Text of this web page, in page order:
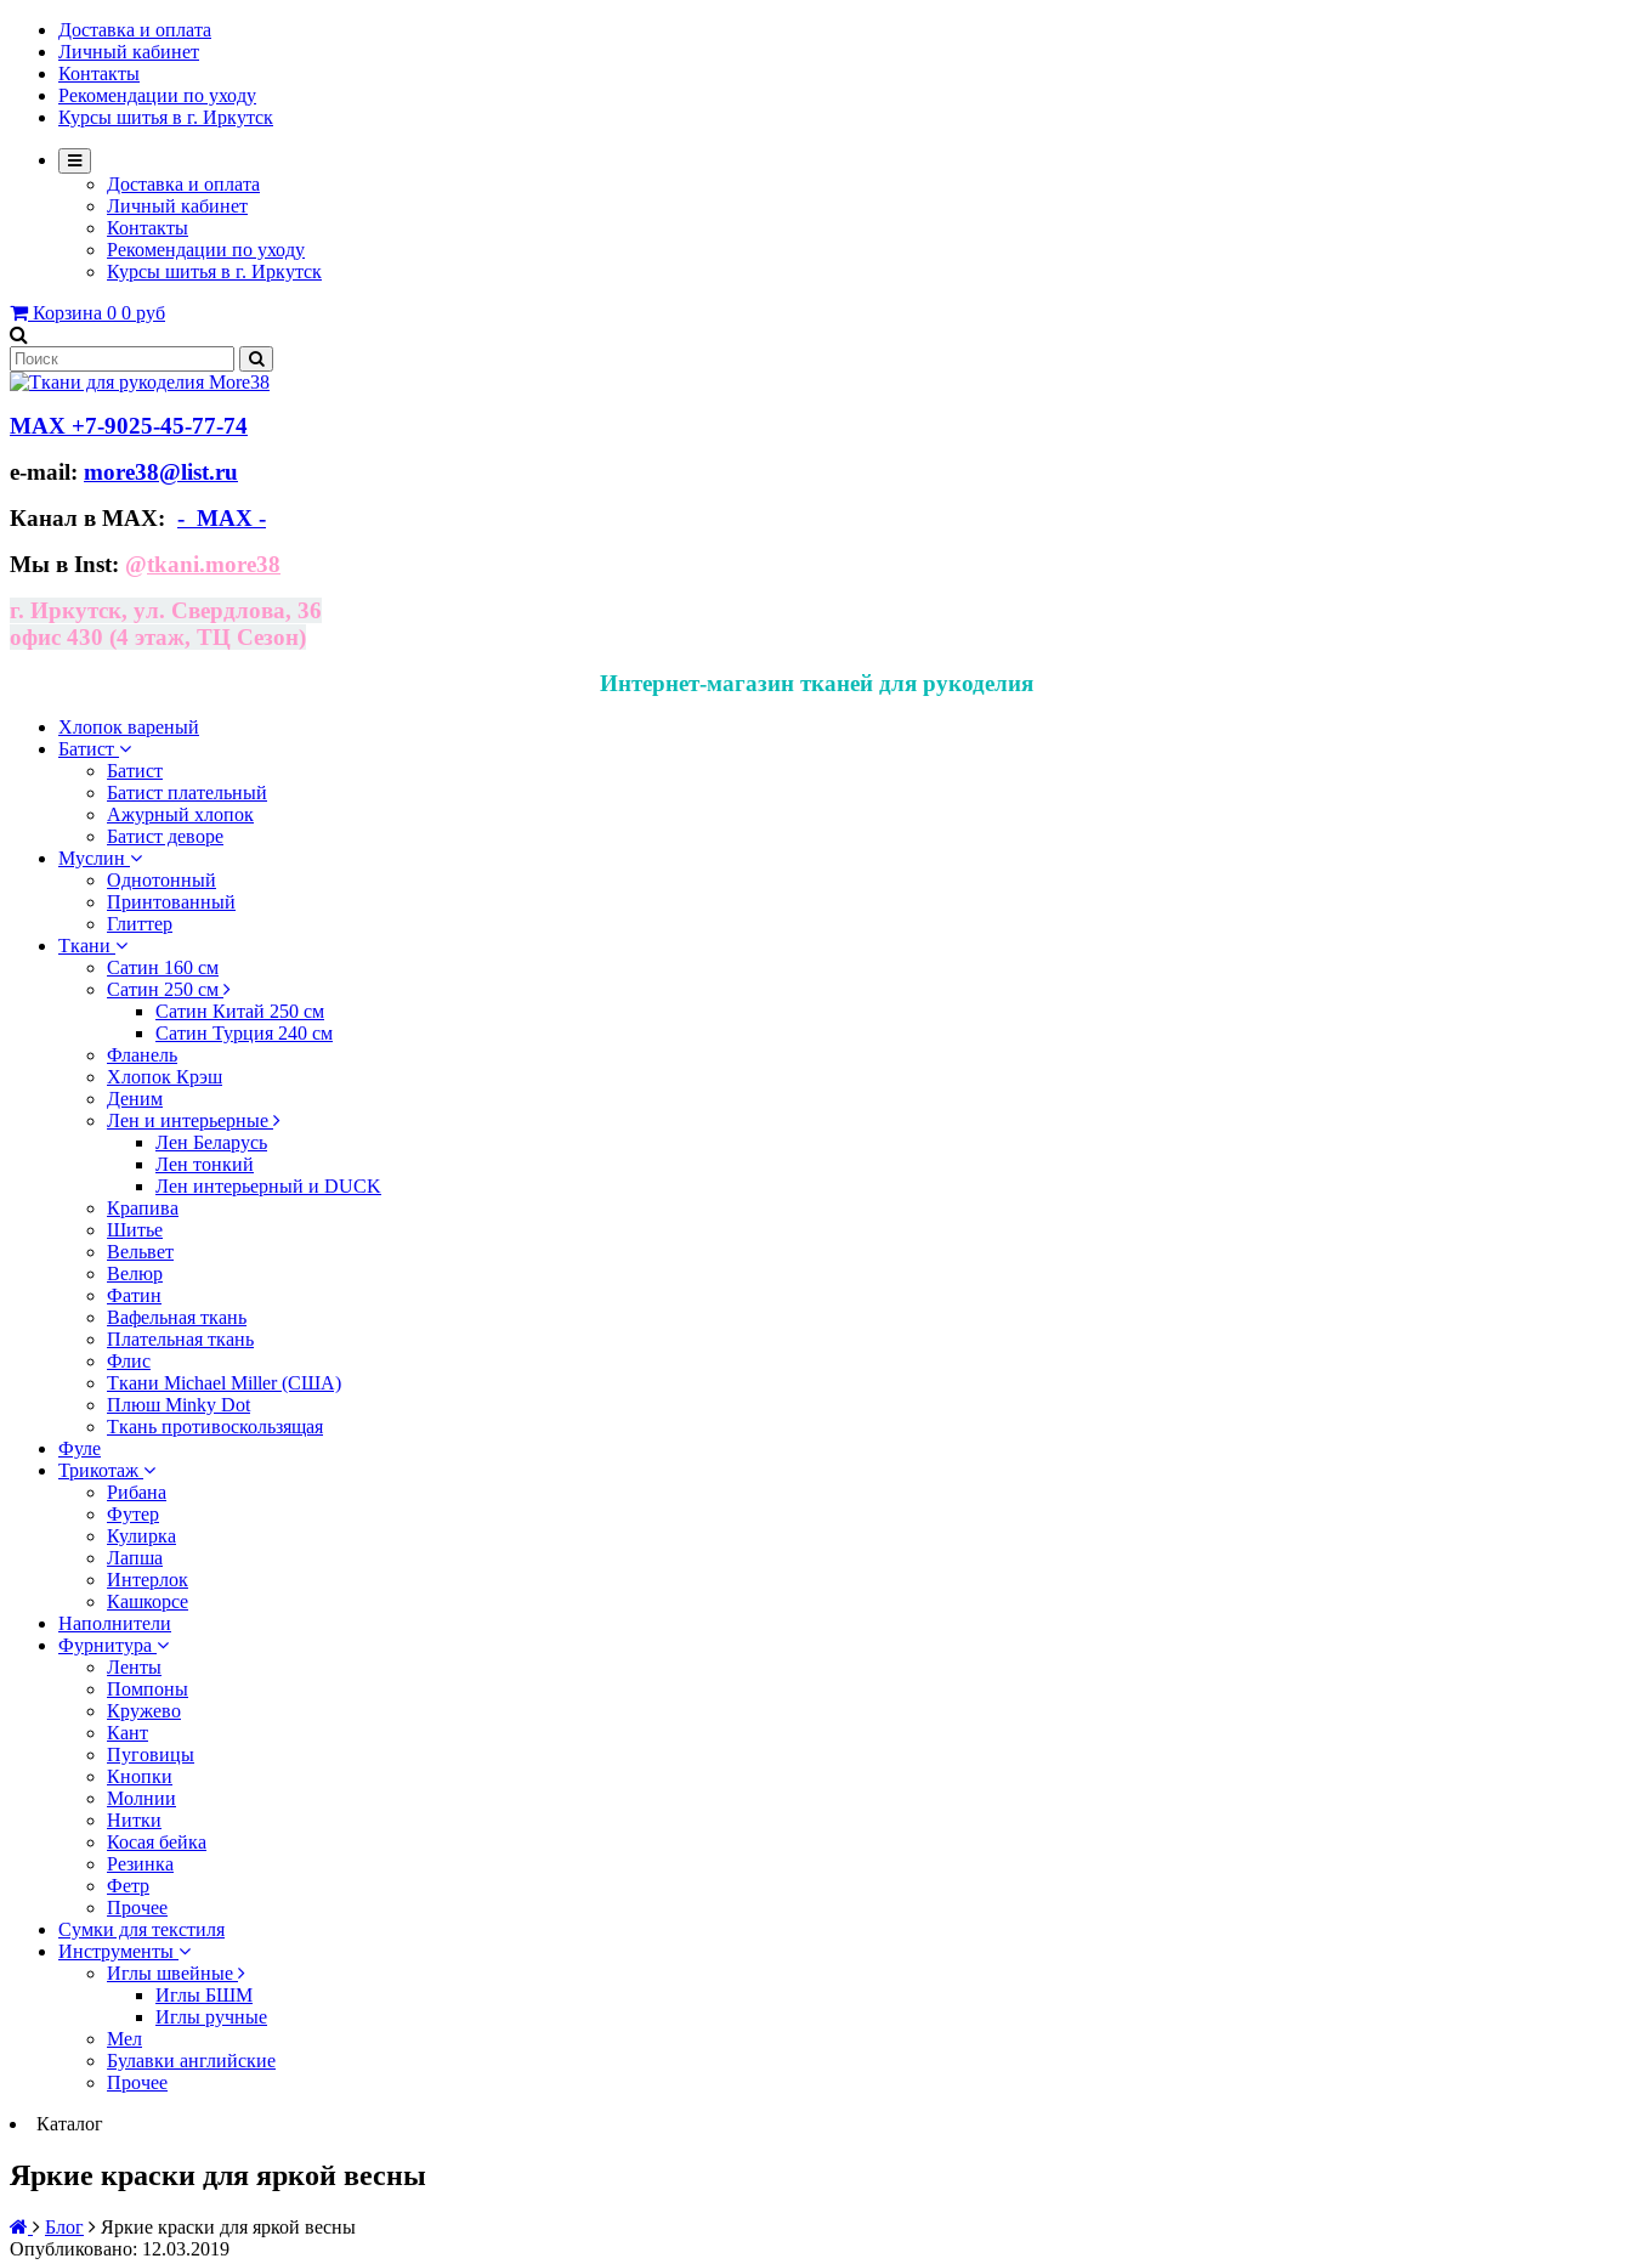
Доставка и оплата
Личный кабинет
Контакты
Рекомендации по уходу
Курсы шитья в г. Иркутск
Доставка и оплата
Личный кабинет
Контакты
Рекомендации по уходу
Курсы шитья в г. Иркутск
Корзина 0 0 руб
МАХ +7-9025-45-77-74
e-mail: more38@list.ru
Канал в МАХ: - МАХ -
Мы в Inst: @tkani.more38
г. Иркутск, ул. Свердлова, 36
офис 430 (4 этаж, ТЦ Сезон)
Интернет-магазин тканей для рукоделия
Хлопок вареный
Батист
Батист
Батист плательный
Ажурный хлопок
Батист деворе
Муслин
Однотонный
Принтованный
Глиттер
Ткани
Сатин 160 см
Сатин 250 см
Сатин Китай 250 см
Сатин Турция 240 см
Фланель
Хлопок Крэш
Деним
Лен и интерьерные
Лен Беларусь
Лен тонкий
Лен интерьерный и DUCK
Крапива
Шитье
Вельвет
Велюр
Фатин
Вафельная ткань
Плательная ткань
Флис
Ткани Michael Miller (США)
Плюш Minky Dot
Ткань противоскользящая
Фуле
Трикотаж
Рибана
Футер
Кулирка
Лапша
Интерлок
Кашкорсе
Наполнители
Фурнитура
Ленты
Помпоны
Кружево
Кант
Пуговицы
Кнопки
Молнии
Нитки
Косая бейка
Резинка
Фетр
Прочее
Сумки для текстиля
Инструменты
Иглы швейные
Иглы БШМ
Иглы ручные
Мел
Булавки английские
Прочее
Каталог
Яркие краски для яркой весны
Блог
Яркие краски для яркой весны
Опубликовано: 12.03.2019